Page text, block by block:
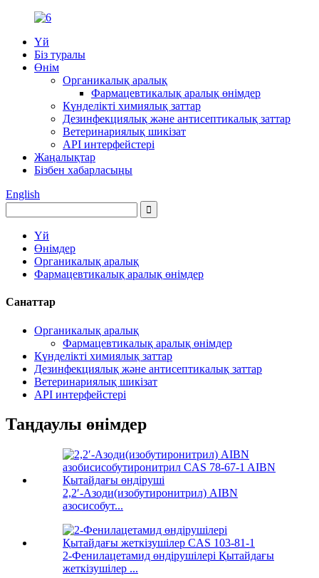
Үй
Біз туралы
Өнім
Органикалық аралық
Фармацевтикалық аралық өнімдер
Күнделікті химиялық заттар
Дезинфекциялық және антисептикалық заттар
Ветеринариялық шикізат
API интерфейстері
Жаңалықтар
Бізбен хабарласыңы
English
Үй
Өнімдер
Органикалық аралық
Фармацевтикалық аралық өнімдер
Санаттар
Органикалық аралық
Фармацевтикалық аралық өнімдер
Күнделікті химиялық заттар
Дезинфекциялық және антисептикалық заттар
Ветеринариялық шикізат
API интерфейстері
Таңдаулы өнімдер
2,2′-Азоди(изобутиронитрил) AIBN
азосисобут...
2-Фенилацетамид өндірушілері Қытайдағы
жеткізушілер ...